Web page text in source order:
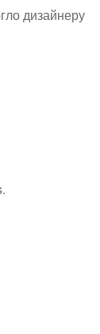
дизайнеру